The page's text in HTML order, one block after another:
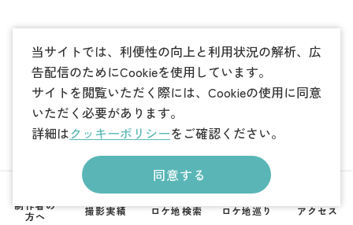
当サイトでは、利便性の向上と利用状況の解析、広
告配信のためにCookieを使用しています。
サイトを閲覧いただく際には、Cookieの使用に同意
いただく必要があります。
詳細はクッキーポリシーをご確認ください。
同意する